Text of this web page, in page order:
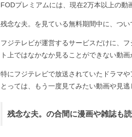
FODプレミアムには、現在2万本以上の動
残念な夫。を見ている無料期間中に、つ
フジテレビが運営するサービスだけに、
ト上ではなかなか見ることができない動画
特にフジテレビで放送されていたドラマ
とっては、もう一度見てみたい動画や見
残念な夫。の合間に漫画や雑誌も